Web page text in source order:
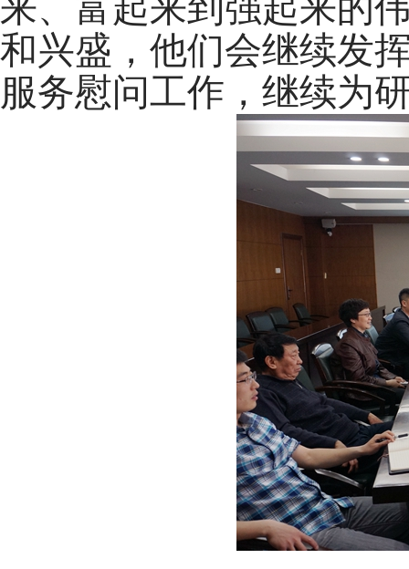
来、富起来到强起来的
和兴盛，他们会继续发
服务慰问工作，继续为